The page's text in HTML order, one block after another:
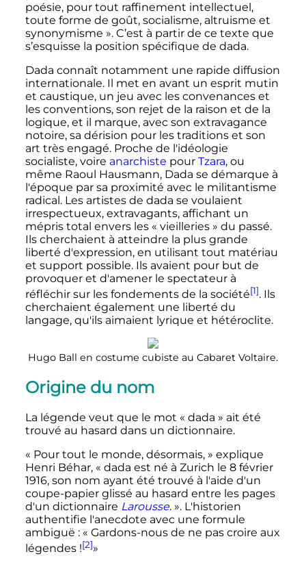
poésie, pour tout raffinement intellectuel,
toute forme de goût, socialisme, altruisme et
synonymisme ». C’est à partir de ce texte que
s’esquisse la position spécifique de dada.
Dada connaît notamment une rapide diffusion
internationale. Il met en avant un esprit mutin
et caustique, un jeu avec les convenances et
les conventions, son rejet de la raison et de la
logique, et il marque, avec son extravagance
notoire, sa dérision pour les traditions et son
art très engagé. Proche de l'idéologie
socialiste, voire anarchiste pour Tzara, ou
même Raoul Hausmann, Dada se démarque à
l'époque par sa proximité avec le militantisme
radical. Les artistes de dada se voulaient
irrespectueux, extravagants, affichant un
mépris total envers les « vieilleries » du passé.
Ils cherchaient à atteindre la plus grande
liberté d'expression, en utilisant tout matériau
et support possible. Ils avaient pour but de
provoquer et d'amener le spectateur à
réfléchir sur les fondements de la société[1]. Ils
cherchaient également une liberté du
langage, qu'ils aimaient lyrique et hétéroclite.
Hugo Ball en costume cubiste au Cabaret Voltaire.
Origine du nom
La légende veut que le mot « dada » ait été
trouvé au hasard dans un dictionnaire.
« Pour tout le monde, désormais, » explique
Henri Béhar, « dada est né à Zurich le 8 février
1916, son nom ayant été trouvé à l'aide d'un
coupe-papier glissé au hasard entre les pages
d'un dictionnaire Larousse. ». L'historien
authentifie l'anecdote avec une formule
ambiguë : « Gardons-nous de ne pas croire aux
légendes ![2]»